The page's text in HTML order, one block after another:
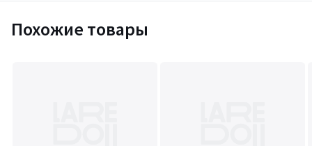
Похожие товары